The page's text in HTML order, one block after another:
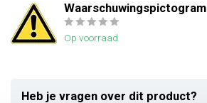
Waarschuwingspictogram
Op voorraad
Heb je vragen over dit product?